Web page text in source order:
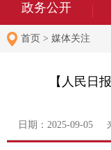
政务公开
首页 > 媒体关注
【人民日
日期：2025-09-05